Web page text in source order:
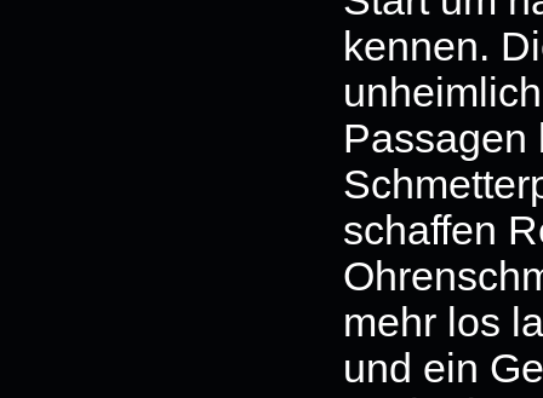
kennen.
Passagen
schaffen
mehr los
und ein